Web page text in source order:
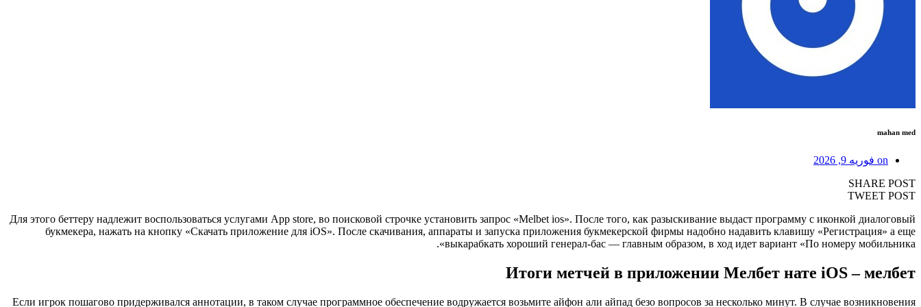
mahan med
on فوریه 9, 2026
SHARE POST
TWEET POST
Для этого беттеру надлежит воспользоваться услугами App store, во поисковой строчке установить запрос «Мelbet ios». После того, как разыскивание выдаст программу с иконкой диалоговый
букмекера, нажать на кнопку «Скачать приложение для iOS». После скачивания, аппараты и запуска приложения букмекерской фирмы надобно надавить клавишу «Регистрация» а еще
выкарабкать хороший генерал-бас — главным образом, в ход идет вариант «По номеру мобильника».
Итоги метчей в приложении Мелбет нате iOS – мелбет
Если игрок пошагово придерживался аннотации, в таком случае программное обеспечение водружается возьмите айфон али айпад безо вопросов за несколько минут. В случае возникновения